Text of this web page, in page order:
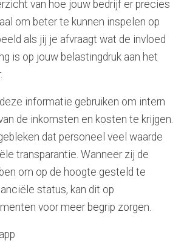
van hoe jouw bedrijf er precies
om beter te kunnen inspelen op
als jij je afvraagt wat de invloed
is op jouw belastingdruk aan het
informatie gebruiken om intern
de inkomsten en kosten te krijgen.
dat personeel veel waarde
transparantie. Wanneer zij de
om op de hoogte gesteld te
status, kan dit op
voor meer begrip zorgen.